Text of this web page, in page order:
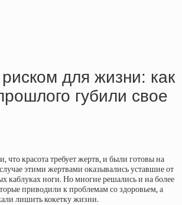
для жизни: как
губили свое
что красота требует жертв, и были готовы на
этими жертвами оказывались уставшие от
каблуках ноги. Но многие решались и на более
приводили к проблемам со здоровьем, а
лишить кокетку жизни.